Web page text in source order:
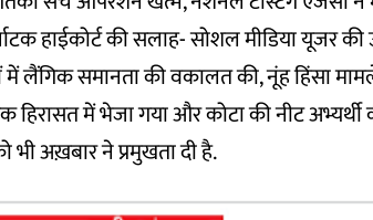
हाईकोर्ट की सलाह- सोशल मीडिया यूजर की
में लैंगिक समानता की वकालत की, नूंह हिंसा
हिरासत में भेजा गया और कोटा की नीट
अख़बार ने प्रमुखता दी है.